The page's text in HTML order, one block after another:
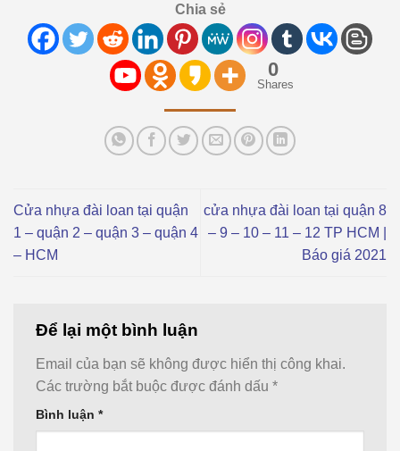
Chia sẻ
0
Shares
Cửa nhựa đài loan tại quận
1 – quận 2 – quận 3 – quận 4
– HCM
cửa nhựa đài loan tại quận 8
– 9 – 10 – 11 – 12 TP HCM |
Báo giá 2021
Để lại một bình luận
Email của bạn sẽ không được hiển thị công khai.
Các trường bắt buộc được đánh dấu *
Bình luận *